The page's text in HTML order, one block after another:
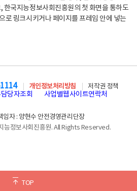
한국지능정보사회진흥원의 첫 화면을 통하도
로 링크시키거나 페이지를 프레임 안에 넣는
TOP
개인정보처리방침
저작권 정책
당자조회 사업별웹사이트연락처
임자 : 양현수 안전경영관리단장
능정보사회진흥원. All Rights Reserved.